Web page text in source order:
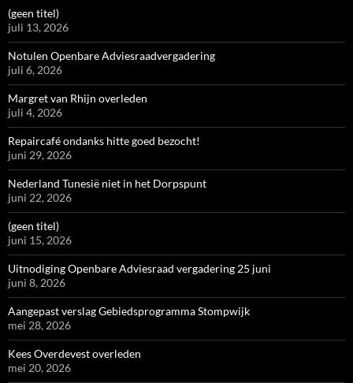
(geen titel)
juli 13, 2026
Notulen Openbare Adviesraadvergadering
juli 6, 2026
Margret van Rhijn overleden
juli 4, 2026
Repaircafé ondanks hitte goed bezocht!
juni 29, 2026
Nederland Tunesië niet in het Dorpspunt
juni 22, 2026
(geen titel)
juni 15, 2026
Uitnodiging Openbare Adviesraad vergadering 25 juni
juni 8, 2026
Aangepast verslag Gebiedsprogramma Stompwijk
mei 28, 2026
Kees Overdevest overleden
mei 20, 2026